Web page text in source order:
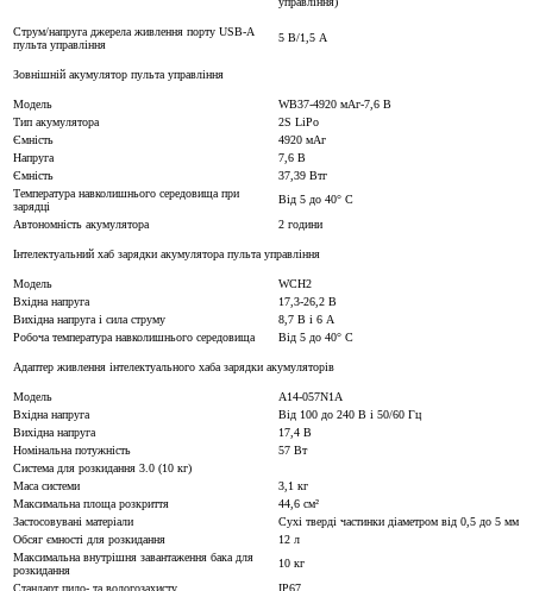
Струм/напруга джерела живлення порту USB-A
пульта управління
5 В/1,5 А
Зовнішній акумулятор пульта управління
Модель
WB37-4920 мАг-7,6 В
Тип акумулятора
2S LiPo
Ємність
4920 мАг
Напруга
7,6 В
Ємність
37,39 Втг
Температура навколишнього середовища при
зарядці
Від 5 до 40° C
Автономність акумулятора
2 години
Інтелектуальний хаб зарядки акумулятора пульта управління
Модель
WCH2
Вхідна напруга
17,3-26,2 В
Вихідна напруга і сила струму
8,7 В і 6 А
Робоча температура навколишнього середовища
Від 5 до 40° C
Адаптер живлення інтелектуального хаба зарядки акумуляторів
Модель
A14-057N1A
Вхідна напруга
Від 100 до 240 В і 50/60 Гц
Вихідна напруга
17,4 В
Номінальна потужність
57 Вт
Система для розкидання 3.0 (10 кг)
Маса системи
3,1 кг
Максимальна площа розкриття
44,6 см²
Застосовувані матеріали
Сухі тверді частинки діаметром від 0,5 до 5 мм
Обсяг ємності для розкидання
12 л
Максимальна внутрішня завантаження бака для
розкидання
10 кг
Стандарт пило- та вологозахисту
IP67